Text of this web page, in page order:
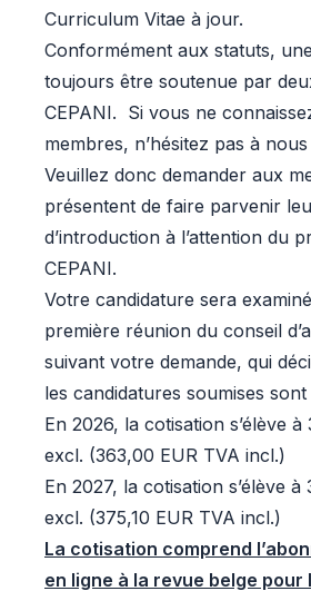
Curriculum Vitae à jour.
Conformément aux statuts,
toujours être soutenue par
CEPANI. Si vous ne
membres, n’hésitez pas à
Veuillez donc demander aux
présentent de faire parvenir
d’introduction à l’attention du
CEPANI.
Votre candidature sera
première réunion du conseil
suivant votre demande, qui
les candidatures soumises
En 2026, la cotisation s’élève
excl. (363,00 EUR TVA incl.)
En 2027, la cotisation s’élève à
excl. (375,10 EUR TVA incl.)
La cotisation comprend
en ligne à la revue belge pour